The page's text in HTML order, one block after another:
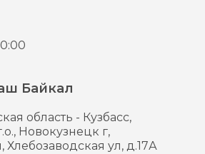
Байкал
область - Кузбасс,
Новокузнецк г,
ул, д.17А